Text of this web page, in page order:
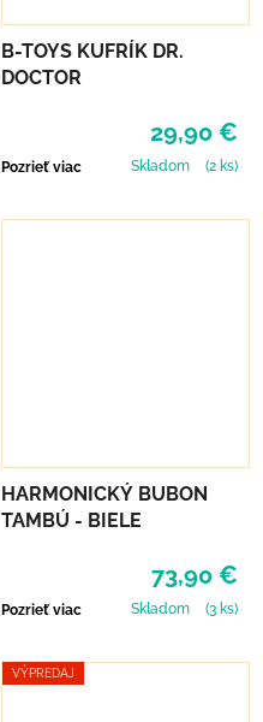
B-TOYS KUFRÍK DR.
DOCTOR
29,90 €
Pozrieť viac Skladom (2 ks)
HARMONICKÝ BUBON
TAMBÚ - BIELE
73,90 €
Pozrieť viac Skladom (3 ks)
VÝPREDAJ